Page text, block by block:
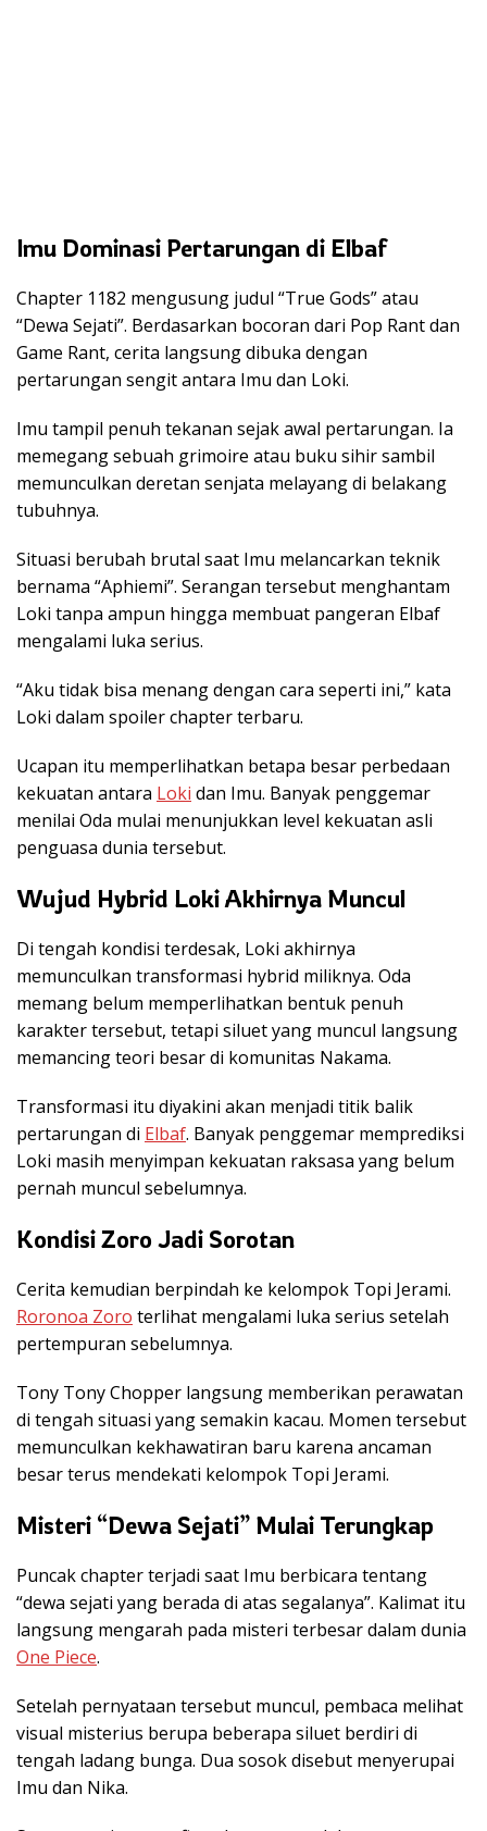
Imu Dominasi Pertarungan di Elbaf
Chapter 1182 mengusung judul “True Gods” atau
“Dewa Sejati”. Berdasarkan bocoran dari Pop Rant dan
Game Rant, cerita langsung dibuka dengan
pertarungan sengit antara Imu dan Loki.
Imu tampil penuh tekanan sejak awal pertarungan. Ia
memegang sebuah grimoire atau buku sihir sambil
memunculkan deretan senjata melayang di belakang
tubuhnya.
Situasi berubah brutal saat Imu melancarkan teknik
bernama “Aphiemi”. Serangan tersebut menghantam
Loki tanpa ampun hingga membuat pangeran Elbaf
mengalami luka serius.
“Aku tidak bisa menang dengan cara seperti ini,” kata
Loki dalam spoiler chapter terbaru.
Ucapan itu memperlihatkan betapa besar perbedaan
kekuatan antara Loki dan Imu. Banyak penggemar
menilai Oda mulai menunjukkan level kekuatan asli
penguasa dunia tersebut.
Wujud Hybrid Loki Akhirnya Muncul
Di tengah kondisi terdesak, Loki akhirnya
memunculkan transformasi hybrid miliknya. Oda
memang belum memperlihatkan bentuk penuh
karakter tersebut, tetapi siluet yang muncul langsung
memancing teori besar di komunitas Nakama.
Transformasi itu diyakini akan menjadi titik balik
pertarungan di Elbaf. Banyak penggemar memprediksi
Loki masih menyimpan kekuatan raksasa yang belum
pernah muncul sebelumnya.
Kondisi Zoro Jadi Sorotan
Cerita kemudian berpindah ke kelompok Topi Jerami.
Roronoa Zoro terlihat mengalami luka serius setelah
pertempuran sebelumnya.
Tony Tony Chopper langsung memberikan perawatan
di tengah situasi yang semakin kacau. Momen tersebut
memunculkan kekhawatiran baru karena ancaman
besar terus mendekati kelompok Topi Jerami.
Misteri “Dewa Sejati” Mulai Terungkap
Puncak chapter terjadi saat Imu berbicara tentang
“dewa sejati yang berada di atas segalanya”. Kalimat itu
langsung mengarah pada misteri terbesar dalam dunia
One Piece.
Setelah pernyataan tersebut muncul, pembaca melihat
visual misterius berupa beberapa siluet berdiri di
tengah ladang bunga. Dua sosok disebut menyerupai
Imu dan Nika.